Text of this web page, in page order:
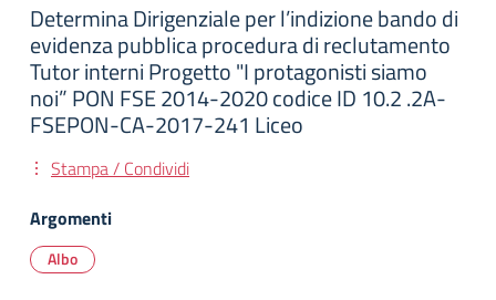
Determina Dirigenziale per l’indizione bando di
evidenza pubblica procedura di reclutamento
Tutor interni Progetto "I protagonisti siamo
noi” PON FSE 2014-2020 codice ID 10.2 .2A-
FSEPON-CA-2017-241 Liceo
Stampa / Condividi
Argomenti
Albo